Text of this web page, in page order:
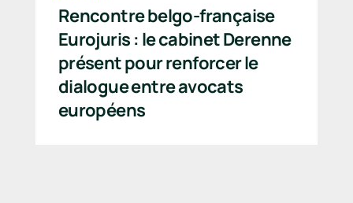
Rencontre belgo-française
Eurojuris : le cabinet Derenne
présent pour renforcer le
dialogue entre avocats
européens